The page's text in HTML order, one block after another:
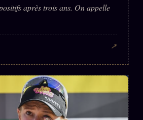
après trois ans. On appelle
↗